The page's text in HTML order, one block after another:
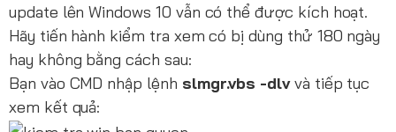
update lên Windows 10 vẫn có thể được kích hoạt.
Hãy tiến hành kiểm tra xem có bị dùng thử 180 ngày
hay không bằng cách sau:
Bạn vào CMD nhập lệnh slmgr.vbs -dlvvà tiếp tục
xem kết quả: